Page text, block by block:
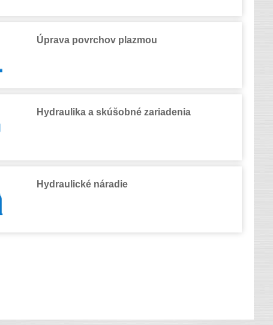
Úprava povrchov plazmou
Hydraulika a skúšobné zariadenia
Hydraulické náradie